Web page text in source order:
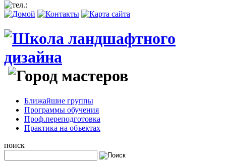
Ближайшие группы
Программы обучения
Проф.переподготовка
Практика на объектах
поиск